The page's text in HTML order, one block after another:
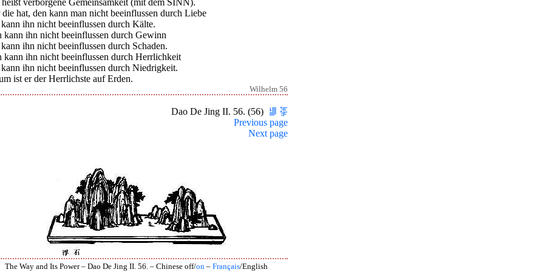
heißt verborgene Gemeinsamkeit (mit dem SINN).
die hat, den kann man nicht beeinflussen durch Liebe
ihn nicht beeinflussen durch Kälte.
kann ihn nicht beeinflussen durch Gewinn
ihn nicht beeinflussen durch Schaden.
kann ihn nicht beeinflussen durch Herrlichkeit
ihn nicht beeinflussen durch Niedrigkeit.
ist er der Herrlichste auf Erden.
Wilhelm 56
Dao De Jing II. 56. (56)
Previous page
Next page
The Way and Its Power – Dao De Jing II. 56. – Chinese off/on– Français/English